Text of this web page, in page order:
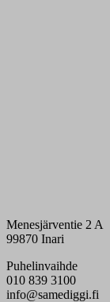
Menesjärventie 2 A
99870 Inari
Puhelinvaihde
010 839 3100
info@samediggi.fi